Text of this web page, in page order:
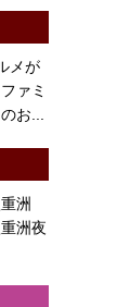
メが
ァミ
お...
重洲
洲夜